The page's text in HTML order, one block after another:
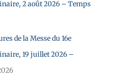
2 août 2026 – Temps
de la Messe du 16e
19 juillet 2026 –